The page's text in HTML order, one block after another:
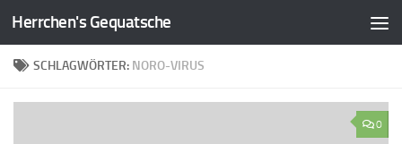
Zum Inhalt springen
Herrchen's Gequatsche
SCHLAGWÖRTER: NORO-VIRUS
0